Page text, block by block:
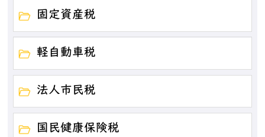
固定資産税
軽自動車税
法人市民税
国民健康保険税